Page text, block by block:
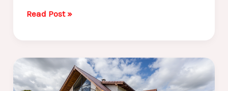
Chimeneas
cómo
lograr
el
Read Post »